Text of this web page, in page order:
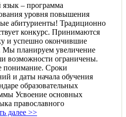
язык – программа
уровня повышения
абитуриенты! Традиционно
конкурс. Принимаются
и успешно окончившие
Мы планируем увеличение
возможности ограничены.
понимание. Сроки
и даты начала обучения
образовательных
Усвоение основных
православного
далее >>